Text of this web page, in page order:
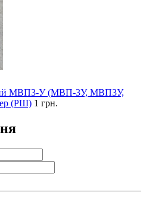
МВП3-У (МВП-3У, МВП3У,
(РШ) 1 грн.